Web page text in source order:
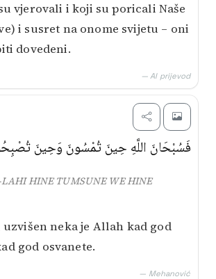
vjerovali i koji su poricali Naše
i susret na onome svijetu – oni
dovedeni.
— AI prijevod
فَسُبْحَانَ اللَّهِ حِينَ تُمْسُونَ وَحِينَ
HINE TUMSUNE WE HINE
uzvišen neka je Allah kad god
god osvanete.
— Mehanović